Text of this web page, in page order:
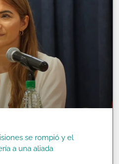
se rompió y el
a una aliada